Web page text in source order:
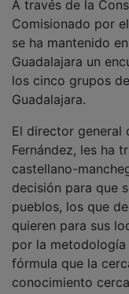
Comisionado por
se ha mantenido
Guadalajara un
los cinco grupos
Guadalajara.
Fernández, les ha
castellano-
decisión para que
pueblos, los que
quieren para sus
por la metodología
fórmula que la
conocimiento
pueden ayudar a